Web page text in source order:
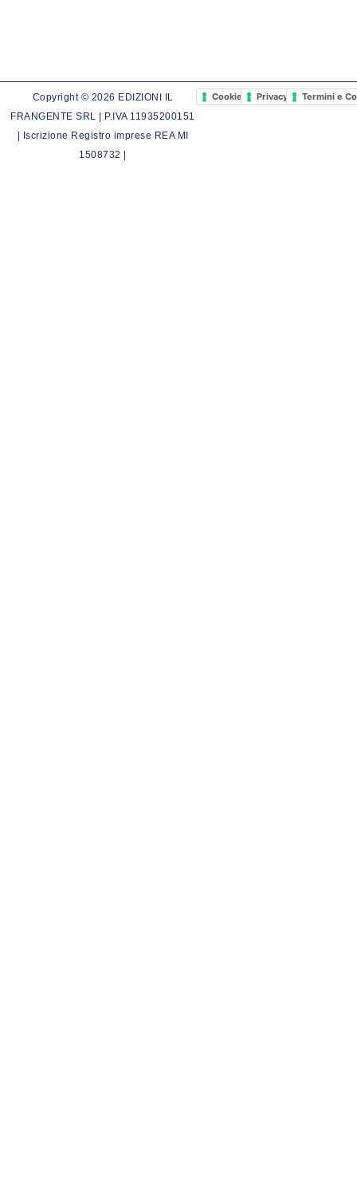
Copyright © 2026 EDIZIONI IL
FRANGENTE SRL | P.IVA 11935200151
| Iscrizione Registro imprese REA MI
1508732 |
Cookie PolicyPrivacy PolicyTermini e